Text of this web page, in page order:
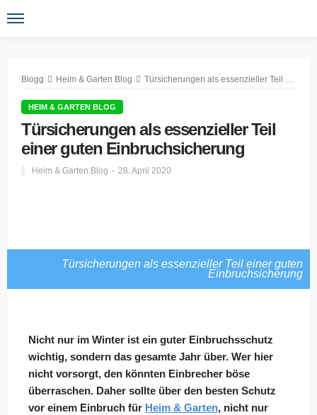
Blogg Heim & Garten Blog Türsicherungen als essenzieller Teil einer guten Einbruchsicherung
HEIM & GARTEN BLOG
Türsicherungen als essenzieller Teil
einer guten Einbruchsicherung
Heim & Garten Blog 28. April 2020
Türsicherungen als essenzieller Teil einer guten
Einbruchsicherung
Nicht nur im Winter ist ein guter Einbruchsschutz
wichtig, sondern das gesamte Jahr über. Wer hier
nicht vorsorgt, den könnten Einbrecher böse
überraschen. Daher sollte über den besten Schutz
vor einem Einbruch für Heim & Garten, nicht nur